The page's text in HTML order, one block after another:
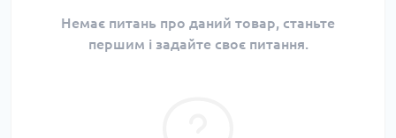
Немає питань про даний товар, станьте
першим і задайте своє питання.